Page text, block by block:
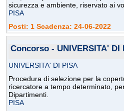
sicurezza e ambiente, riservato ai
PISA
Posti: 1 Scadenza: 24-06-2022
Concorso - UNIVERSITA' DI
UNIVERSITA' DI PISA
Procedura di selezione per la
ricercatore a tempo determinato,
Dipartimenti.
PISA